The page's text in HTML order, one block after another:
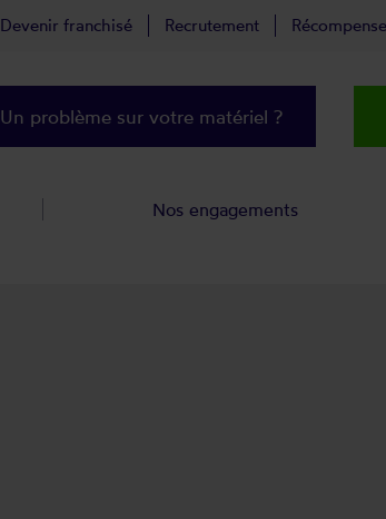
Devenir franchisé Recrutement
Un problème sur votre matériel ?
Nos engagements